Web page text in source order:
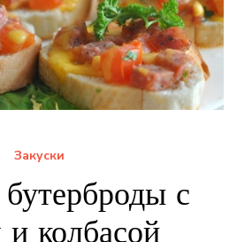
Закуски
с
колбасой